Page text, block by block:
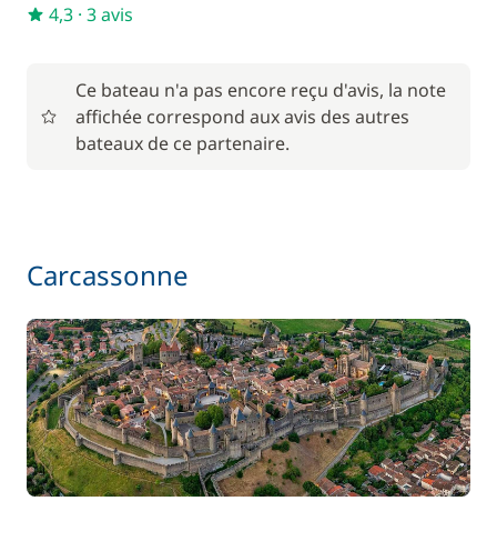
4,3 · 3 avis
Ce bateau n'a pas encore reçu d'avis, la note
affichée correspond aux avis des autres
bateaux de ce partenaire.
Carcassonne